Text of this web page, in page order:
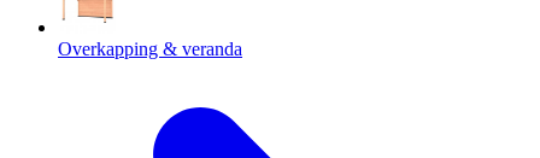
Overkapping & veranda